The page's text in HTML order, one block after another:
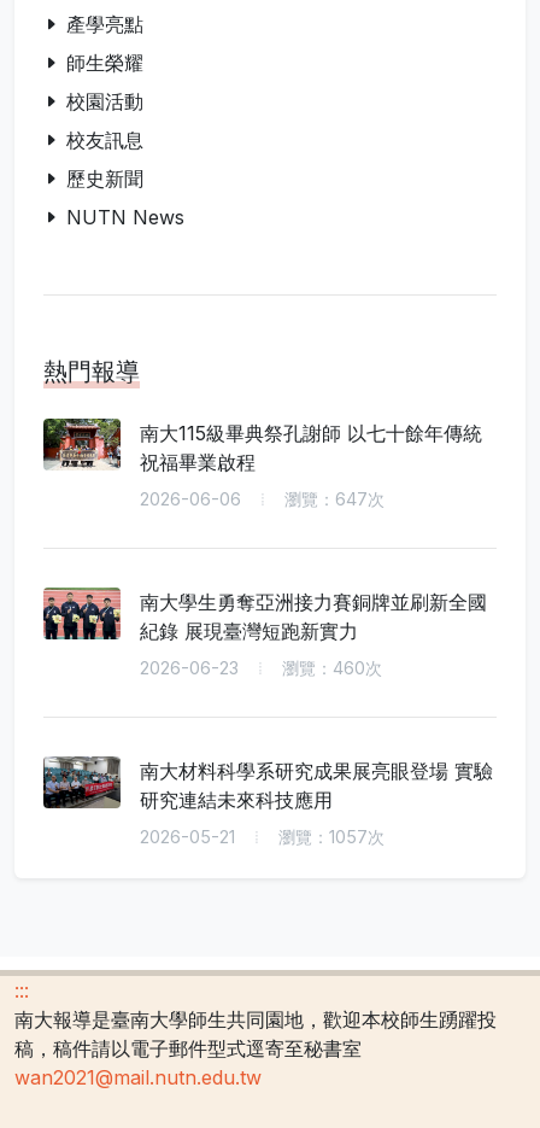
產學亮點
師生榮耀
校園活動
校友訊息
歷史新聞
NUTN News
熱門報導
南大115級畢典祭孔謝師 以七十餘年傳統
祝福畢業啟程
2026-06-06 瀏覽：647次
南大學生勇奪亞洲接力賽銅牌並刷新全國
紀錄 展現臺灣短跑新實力
2026-06-23 瀏覽：460次
南大材料科學系研究成果展亮眼登場 實驗
研究連結未來科技應用
2026-05-21 瀏覽：1057次
:::
南大報導是臺南大學師生共同園地，歡迎本校師生踴躍投
稿，稿件請以電子郵件型式逕寄至秘書室
wan2021@mail.nutn.edu.tw